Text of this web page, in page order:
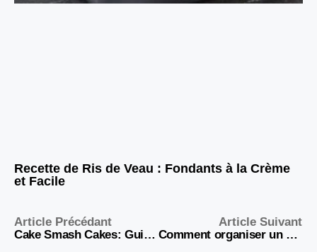
Recette de Ris de Veau : Fondants à la Crème
et Facile
Article Précédant
Cake Smash Cakes: Guide complet pour le 1er anniversaire
Article Suivant
Comment organiser un brunch maison simple et convivial